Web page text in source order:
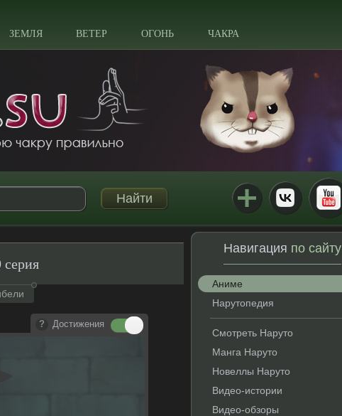
ЗЕМЛЯ ВЕТЕР ОГОНЬ ЧАКРА
серия
Достижения
Навигация по сайту
Аниме
Нарутопедия
Смотреть Наруто
Манга Наруто
Новеллы Наруто
Видео-истории
Видео-обзоры